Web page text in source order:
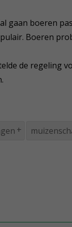
gaan boeren
Boeren
de regeling